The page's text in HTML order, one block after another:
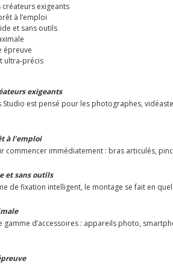
exigeants
à l’emploi
et sans outils
épreuve
ultra-précis
exigeants
Studio est pensé pour les photographes,
à l’emploi
commencer immédiatement : bras articulés,
et sans outils
de fixation intelligent, le montage se fait en
gamme d’accessoires : appareils photo,